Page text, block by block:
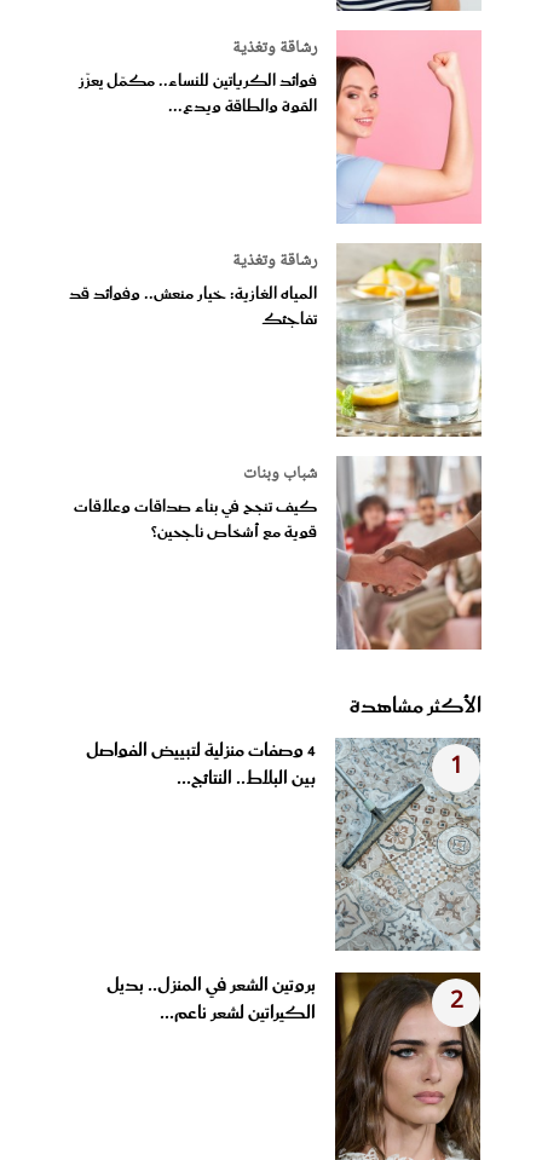
رشاقة وتغذية
فوائد الكرياتين للنساء.. مكمّل يعزّز
القوة والطاقة ويدع...
رشاقة وتغذية
المياه الغازية: خيار منعش.. وفوائد قد
تفاجئك
شباب وبنات
كيف تنجح في بناء صداقات وعلاقات
قوية مع أشخاص ناجحين؟
الأكثر مشاهدة
1
4 وصفات منزلية لتبييض الفواصل
بين البلاط.. النتائج...
2
بروتين الشعر في المنزل.. بديل
الكيراتين لشعر ناعم...